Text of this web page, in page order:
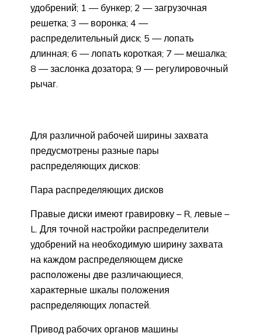
удобрений; 1 — бункер; 2 — загрузочная
решетка; 3 — воронка; 4 —
распределительный диск; 5 — лопать
длинная; 6 — лопать короткая; 7 — мешалка;
8 — заслонка дозатора; 9 — регулировочный
рычаг.
Для различной рабочей ширины захвата
предусмотрены разные пары
распределяющих дисков:
Пара распределяющих дисков
Правые диски имеют гравировку – R, левые –
L. Для точной настройки распределители
удобрений на необходимую ширину захвата
на каждом распределяющем диске
расположены две различающиеся,
характерные шкалы положения
распределяющих лопастей.
Привод рабочих органов машины